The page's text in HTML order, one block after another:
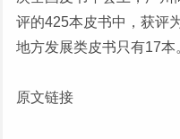
评的425本皮书中，获评
地方发展类皮书只有17本
原文链接